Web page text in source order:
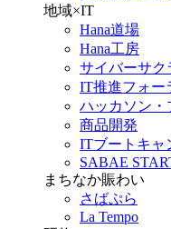
地域×IT
Hana道場
Hana工房
サイバーサク
IT推進フォー
ハッカソン・
商品開発
ITブートキャ
SABAE
まちなか賑わい
さばぷら
La Tempo